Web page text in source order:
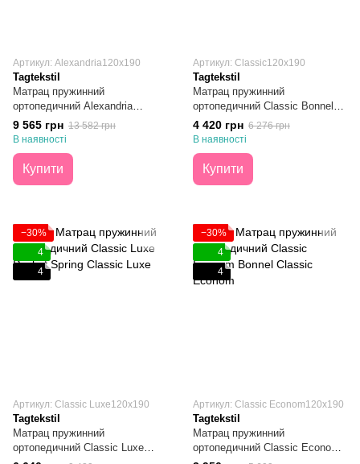
Артикул: Alexandria120х190
Tagtekstil
Матрац пружинний
ортопедичний Alexandria
Pocket Spring Зима/Літо
120х190
9 565 грн 13 582 грн
В наявності
Купити
Артикул: Classic120х190
Tagtekstil
Матрац пружинний
ортопедичний Classic Bonnel
120х190
4 420 грн 6 276 грн
В наявності
Купити
−30%
4
4
Артикул: Classic Luxe120х190
Tagtekstil
Матрац пружинний
ортопедичний Classic Luxe
−30%
4
4
Артикул: Classic Econom120х190
Tagtekstil
Матрац пружинний
ортопедичний Classic Econom